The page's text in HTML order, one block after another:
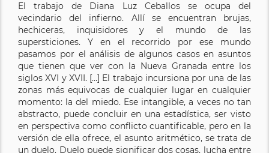
El trabajo de Diana Luz Ceballos se ocupa del
vecindario del infierno. Allí se encuentran brujas,
hechiceras, inquisidores y el mundo de las
supersticiones. Y en el recorrido por ese mundo
pasamos por el análisis de algunos casos en asuntos
que tienen que ver con la Nueva Granada entre los
siglos XVI y XVII. […] El trabajo incursiona por una de las
zonas más equivocas de cualquier lugar en cualquier
momento: la del miedo. Ese intangible, a veces no tan
abstracto, puede concluir en una estadística, ser visto
en perspectiva como conflicto cuantificable, pero en la
versión de ella ofrece, el asunto aritmético, se trata de
un duelo. Duelo puede significar dos cosas, lucha entre